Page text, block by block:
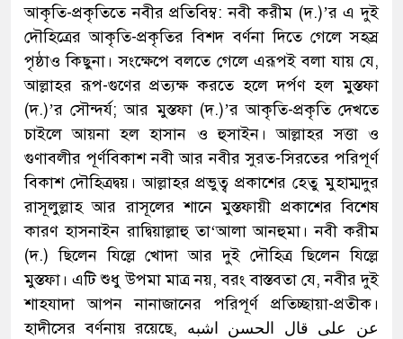
আকৃতি-প্রকৃতিতে নবীর প্রতিবিম্ব: নবী করীম (দ.)’র এ দুই
দৌহিত্রের আকৃতি-প্রকৃতির বিশদ বর্ণনা দিতে গেলে সহস্র
পৃষ্ঠাও কিছুনা। সংক্ষেপে বলতে গেলে এরূপই বলা যায় যে,
আল্লাহর রূপ-গুণের প্রত্যক্ষ করতে হলে দর্পণ হল মুস্তফা
(দ.)’র সৌন্দর্য; আর মুস্তফা (দ.)’র আকৃতি-প্রকৃতি দেখতে
চাইলে আয়না হল হাসান ও হুসাইন। আল্লাহর সত্তা ও
গুণাবলীর পূর্ণবিকাশ নবী আর নবীর সুরত-সিরতের পরিপূর্ণ
বিকাশ দৌহিত্রদ্বয়। আল্লাহর প্রভুত্ব প্রকাশের হেতু মুহাম্মদুর
রাসূলুল্লাহ আর রাসূলের শানে মুস্তফায়ী প্রকাশের বিশেষ
কারণ হাসনাইন রাদ্বিয়াল্লাহু তা‘আলা আনহুমা। নবী করীম
(দ.) ছিলেন যিল্লে খোদা আর দুই দৌহিত্র ছিলেন যিল্লে
মুস্তফা। এটি শুধু উপমা মাত্র নয়, বরং বাস্তবতা যে, নবীর দুই
শাহযাদা আপন নানাজানের পরিপূর্ণ প্রতিচ্ছায়া-প্রতীক।
হাদীসের বর্ণনায় রয়েছে, عن على قال الحسن اشبه